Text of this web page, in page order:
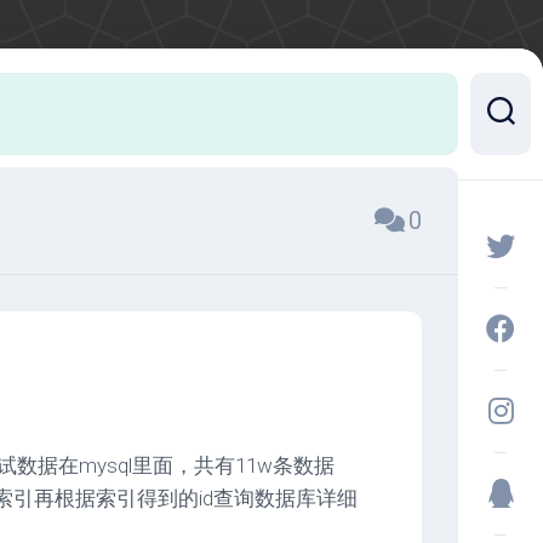
0
数据在mysql里面，共有11w条数据
引再根据索引得到的id查询数据库详细